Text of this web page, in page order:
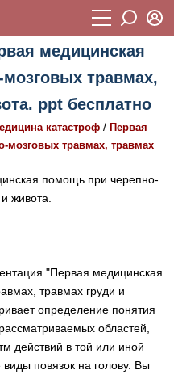
медицинская
травмах,
ppt бесплатно
катастроф/ Первая
травмах, травмах
помощь при черепно-
живота.
"Первая медицинская
травмах груди и
определение понятия
областей,
действий в той или иной
повязок на голову. Вы